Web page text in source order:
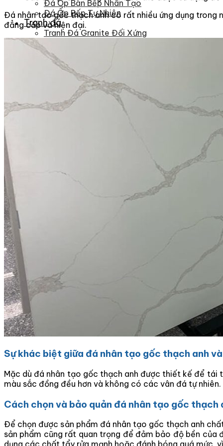
Đá Ốp Bàn Bếp Nhân Tạo
Đá Ốp Bếp Tự Nhiên
Tranh đá
Tranh Đá Granite Đối Xứng
Tranh Đá Sơn Thủy Xuyên Sáng
Tranh Đá Thạch Anh Đối Xứng
Tranh Đá Xuyên Sáng Onyx
Vách Tivi ỐP Đá Cao Cấp
Đá Nhân Tạo
0
Đá nhân tạo gốc thạch anh có rất nhiều ứng dụng trong
đẳng cấp và hiện đại.
Sự khác biệt giữa đá nhân tạo gốc thạch anh
Mặc dù đá nhân tạo gốc thạch anh được thiết kế để tái
màu sắc đồng đều hơn và không có các vân đá tự nhiên.
Cách chọn và bảo quản đá nhân tạo gốc thạch
Để chọn được sản phẩm đá nhân tạo gốc thạch anh
sản phẩm cũng rất quan trọng để đảm bảo độ bền của